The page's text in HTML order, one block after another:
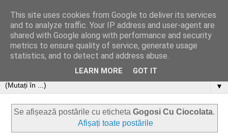
▼
Se afișează postările cu eticheta Gogosi Cu Ciocolata.
Afișați toate postările
This site uses cookies from Google to deliver its services
and to analyze traffic. Your IP address and user-agent are
shared with Google along with performance and security
metrics to ensure quality of service, generate usage
statistics, and to detect and address abuse.
LEARN MORE GOT IT